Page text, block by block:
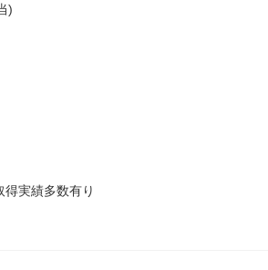
)
実績多数有り